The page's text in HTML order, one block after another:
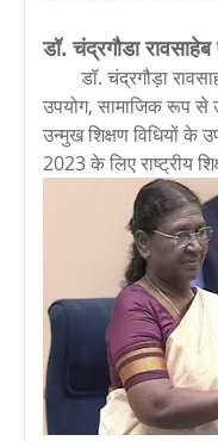
डॉ. चंद्रगौडा रावसाहेब
डॉ. चंद्रगौड़ा
उपयोग, सामाजिक रूप से
उन्मुख शिक्षण विधियों के
2023 के लिए राष्ट्रीय